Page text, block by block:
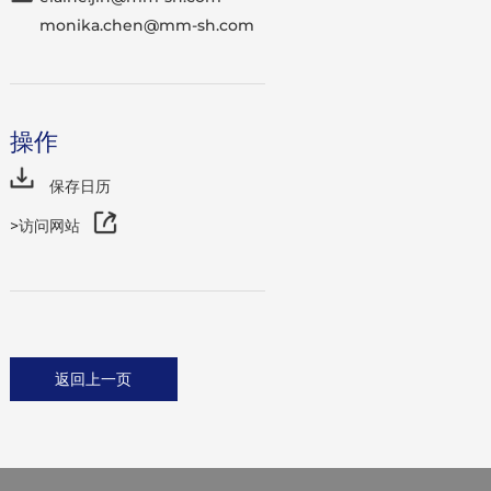
monika.chen@mm-sh.com
操作
保存日历
>访问网站
返回上一页